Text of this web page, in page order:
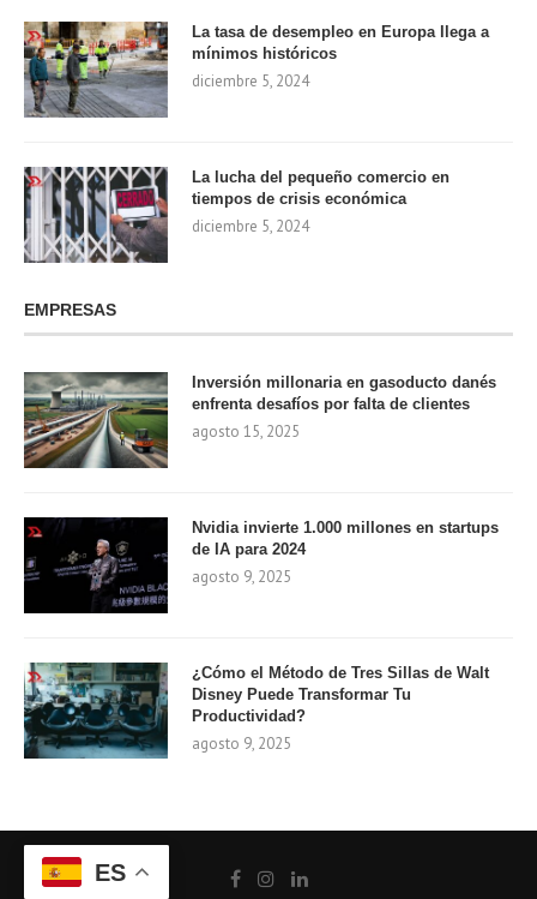
La tasa de desempleo en Europa llega a
mínimos históricos
diciembre 5, 2024
La lucha del pequeño comercio en
tiempos de crisis económica
diciembre 5, 2024
EMPRESAS
Inversión millonaria en gasoducto danés
enfrenta desafíos por falta de clientes
agosto 15, 2025
Nvidia invierte 1.000 millones en startups
de IA para 2024
agosto 9, 2025
¿Cómo el Método de Tres Sillas de Walt
Disney Puede Transformar Tu
Productividad?
agosto 9, 2025
ES